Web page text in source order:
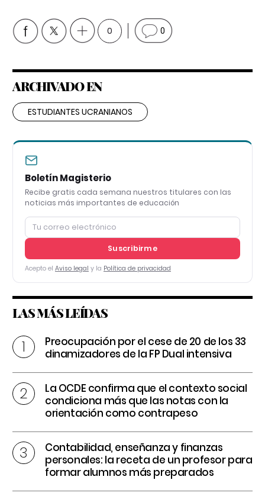
0 0
ARCHIVADO EN
ESTUDIANTES UCRANIANOS
Boletín Magisterio
Recibe gratis cada semana nuestros titulares con las
noticias más importantes de educación
Suscribirme
Acepto el Aviso legal y la Política de privacidad
LAS MÁS LEÍDAS
Preocupación por el cese de 20 de los 33
dinamizadores de la FP Dual intensiva
La OCDE confirma que el contexto social
condiciona más que las notas con la
orientación como contrapeso
Contabilidad, enseñanza y finanzas
personales: la receta de un profesor para
formar alumnos más preparados